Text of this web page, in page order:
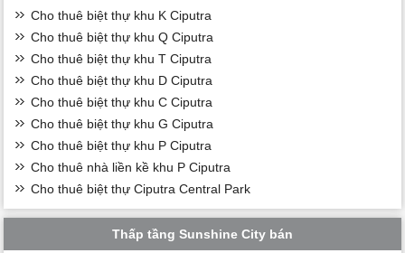
Cho thuê biệt thự khu K Ciputra
Cho thuê biệt thự khu Q Ciputra
Cho thuê biệt thự khu T Ciputra
Cho thuê biệt thự khu D Ciputra
Cho thuê biệt thự khu C Ciputra
Cho thuê biệt thự khu G Ciputra
Cho thuê biệt thự khu P Ciputra
Cho thuê nhà liền kề khu P Ciputra
Cho thuê biệt thự Ciputra Central Park
Thấp tầng Sunshine City bán